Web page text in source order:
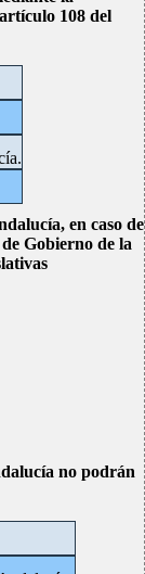
108 del
en caso de
Gobierno de la
no podrán